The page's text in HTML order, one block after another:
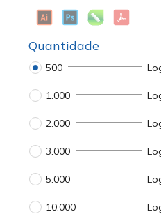
Quantidade
500
5.000
1.000
10.000
2.000
3.000